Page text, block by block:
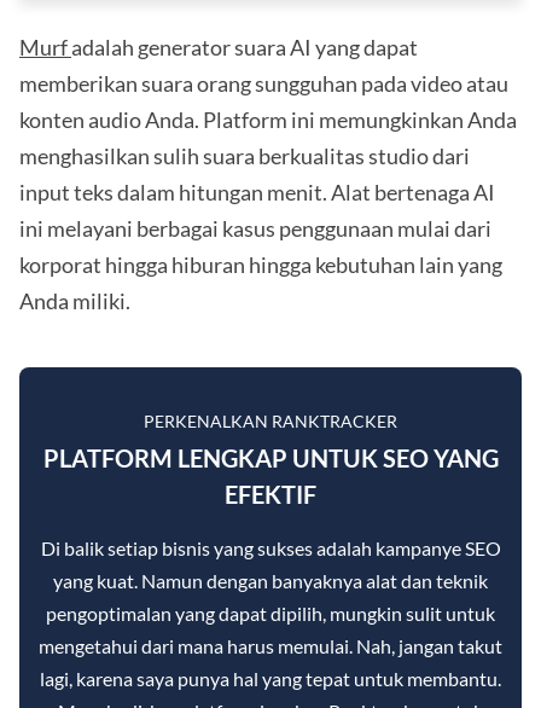
Murfadalah generator suara AI yang dapat
memberikan suara orang sungguhan pada video atau
konten audio Anda. Platform ini memungkinkan Anda
menghasilkan sulih suara berkualitas studio dari
input teks dalam hitungan menit. Alat bertenaga AI
ini melayani berbagai kasus penggunaan mulai dari
korporat hingga hiburan hingga kebutuhan lain yang
Anda miliki.
PERKENALKAN RANKTRACKER
PLATFORM LENGKAP UNTUK SEO YANG
EFEKTIF
Di balik setiap bisnis yang sukses adalah kampanye SEO
yang kuat. Namun dengan banyaknya alat dan teknik
pengoptimalan yang dapat dipilih, mungkin sulit untuk
mengetahui dari mana harus memulai. Nah, jangan takut
lagi, karena saya punya hal yang tepat untuk membantu.